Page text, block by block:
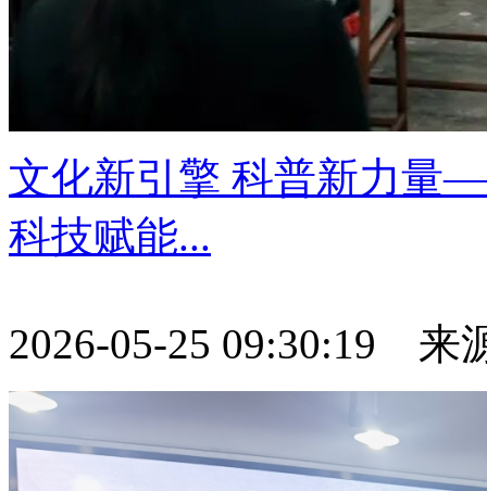
文化新引擎 科普新力量
科技赋能...
2026-05-25 09:30:19 来